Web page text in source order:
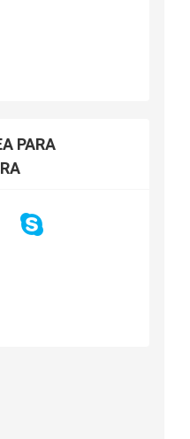
PARA